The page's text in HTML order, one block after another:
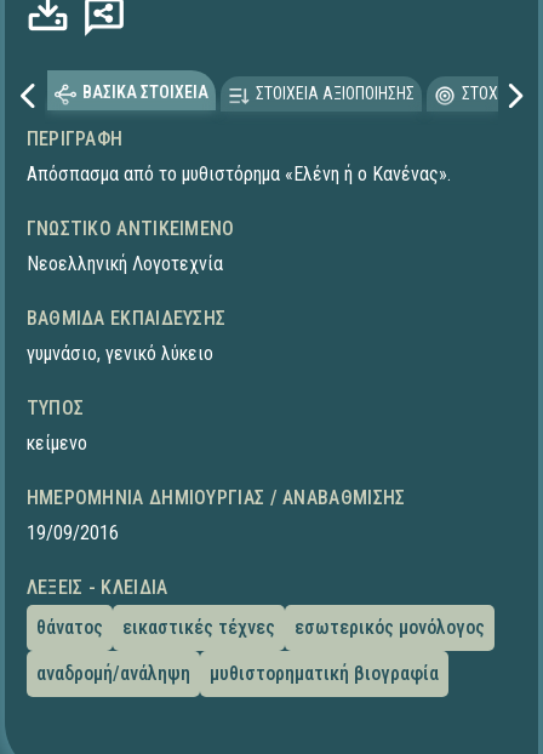
ΒΑΣΙΚΑ ΣΤΟΙΧΕΙΑ ΣΤΟΙΧΕΙΑ ΑΞΙΟΠΟΙΗΣΗΣ
ΠΕΡΙΓΡΑΦΉ
Απόσπασμα από το μυθιστόρημα «Ελένη ή ο Κανένας».
ΓΝΩΣΤΙΚΌ ΑΝΤΙΚΕΊΜΕΝΟ
Νεοελληνική Λογοτεχνία
ΒΑΘΜΊΔΑ ΕΚΠΑΊΔΕΥΣΗΣ
γυμνάσιο, γενικό λύκειο
ΤΎΠΟΣ
κείμενο
ΗΜΕΡΟΜΗΝΊΑ ΔΗΜΙΟΥΡΓΊΑΣ / ΑΝΑΒΆΘΜΙΣΗΣ
19/09/2016
ΛΈΞΕΙΣ - ΚΛΕΙΔΙΆ
θάνατος
εικαστικές τέχνες
εσωτερικός μονόλογος
αναδρομή/ανάληψη
μυθιστορηματική βιογραφία